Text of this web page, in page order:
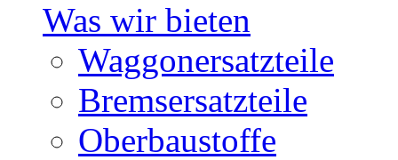
Was wir bieten
Waggonersatzteile
Bremsersatzteile
Oberbaustoffe